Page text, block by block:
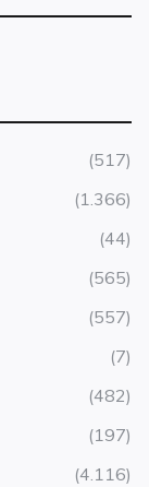
(517)
(1.366)
(44)
(565)
(557)
(7)
(482)
(197)
(4.116)